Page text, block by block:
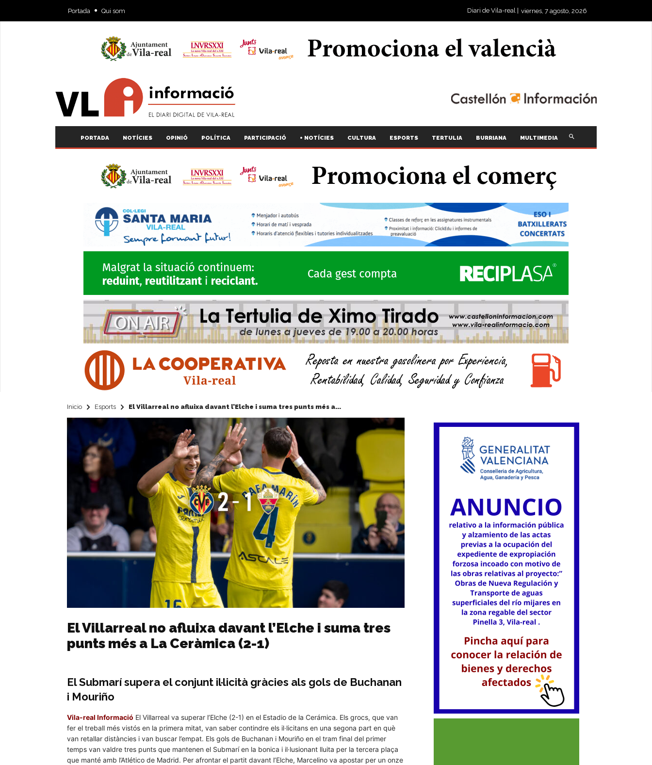
Portada Qui som Diari de Vila-real | viernes, 7 agosto, 2026
PORTADA NOTÍCIES OPINIÓ POLÍTICA PARTICIPACIÓ + NOTÍCIES CULTURA ESPORTS TERTULIA BURRIANA MULTIMEDIA
Inicio Esports El Villarreal no afluixa davant l’Elche i suma tres punts més a...
El Villarreal no afluixa davant l’Elche i suma tres
punts més a La Ceràmica (2-1)
El Submarí supera el conjunt il·licità gràcies als gols de Buchanan
i Mouriño
Vila-real Informació El Villarreal va superar l’Elche (2-1) en el Estadio de la Cerámica. Els grocs, que van
fer el treball més vistós en la primera mitat, van saber contindre els il·licitans en una segona part en què
van retallar distàncies i van buscar l’empat. Els gols de Buchanan i Mouriño en el tram final del primer
temps van valdre tres punts que mantenen el Submarí en la bonica i il·lusionant lluita per la tercera plaça
que manté amb l’Atlético de Madrid. Per afrontar el partit davant l’Elche, Marcelino va apostar per un onze